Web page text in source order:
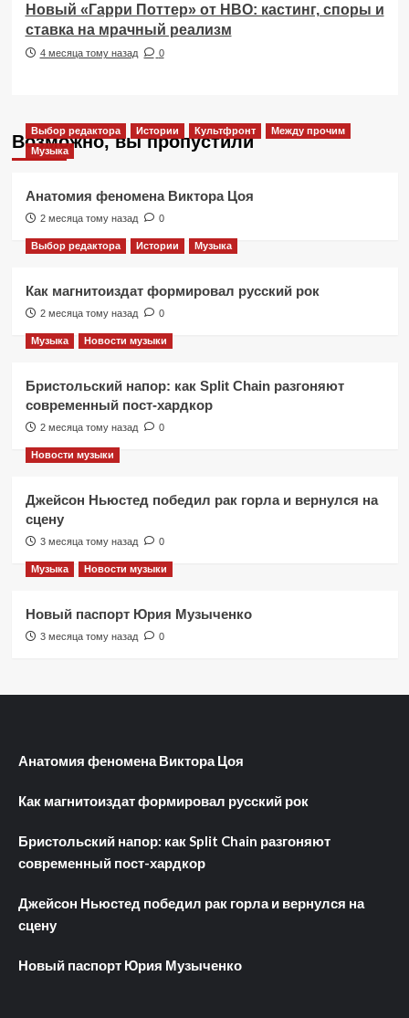
Новый «Гарри Поттер» от HBO: кастинг, споры и
ставка на мрачный реализм
4 месяца тому назад 0
Возможно, вы пропустили
Выбор редактора Истории Культфронт
Между прочим
Музыка
Анатомия феномена Виктора Цоя
2 месяца тому назад 0
Выбор редактора Истории Музыка
Как магнитоиздат формировал русский рок
2 месяца тому назад 0
Музыка Новости музыки
Бристольский напор: как Split Chain разгоняют
современный пост-хардкор
2 месяца тому назад 0
Новости музыки
Джейсон Ньюстед победил рак горла и вернулся на
сцену
3 месяца тому назад 0
Музыка Новости музыки
Новый паспорт Юрия Музыченко
3 месяца тому назад 0
Анатомия феномена Виктора Цоя
Как магнитоиздат формировал русский рок
Бристольский напор: как Split Chain разгоняют
современный пост-хардкор
Джейсон Ньюстед победил рак горла и вернулся на
сцену
Новый паспорт Юрия Музыченко